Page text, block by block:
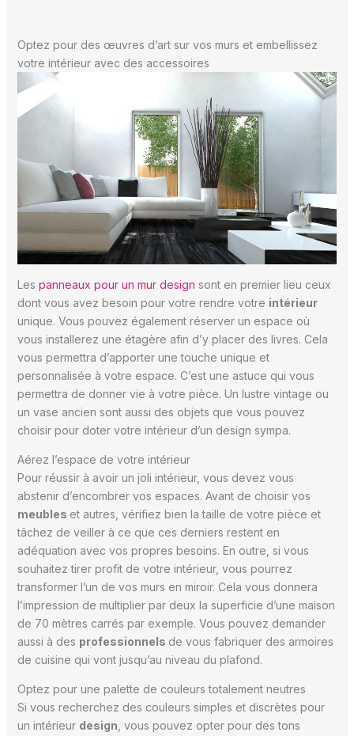
Optez pour des œuvres d’art sur vos murs et embellissez
votre intérieur avec des accessoires
Les panneaux pour un mur design sont en premier lieu ceux
dont vous avez besoin pour votre rendre votre intérieur
unique. Vous pouvez également réserver un espace où
vous installerez une étagère afin d’y placer des livres. Cela
vous permettra d’apporter une touche unique et
personnalisée à votre espace. C’est une astuce qui vous
permettra de donner vie à votre pièce. Un lustre vintage ou
un vase ancien sont aussi des objets que vous pouvez
choisir pour doter votre intérieur d’un design sympa.
Aérez l’espace de votre intérieur
Pour réussir à avoir un joli intérieur, vous devez vous
abstenir d’encombrer vos espaces. Avant de choisir vos
meubles et autres, vérifiez bien la taille de votre pièce et
tâchez de veiller à ce que ces derniers restent en
adéquation avec vos propres besoins. En outre, si vous
souhaitez tirer profit de votre intérieur, vous pourrez
transformer l’un de vos murs en miroir. Cela vous donnera
l’impression de multiplier par deux la superficie d’une maison
de 70 mètres carrés par exemple. Vous pouvez demander
aussi à des professionnels de vous fabriquer des armoires
de cuisine qui vont jusqu’au niveau du plafond.
Optez pour une palette de couleurs totalement neutres
Si vous recherchez des couleurs simples et discrètes pour
un intérieur design , vous pouvez opter pour des tons